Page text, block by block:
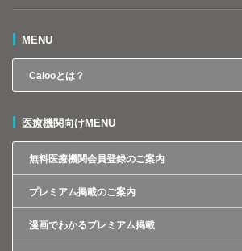
MENU
Calooとは？
医療機関向けMENU
無料医療機関会員登録のご案内
プレミアム掲載のご案内
漫画でわかるプレミアム掲載